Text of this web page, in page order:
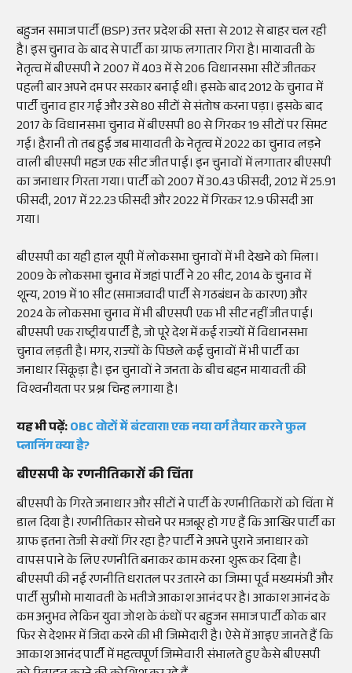
बहुजन समाज पार्टी (BSP) उत्तर प्रदेश की सत्ता से 2012 से बाहर चल रही
है। इस चुनाव के बाद से पार्टी का ग्राफ लगातार गिरा है। मायावती के
नेतृत्व में बीएसपी ने 2007 में 403 में से 206 विधानसभा सीटें जीतकर
पहली बार अपने दम पर सरकार बनाई थी। इसके बाद 2012 के चुनाव में
पार्टी चुनाव हार गई और उसे 80 सीटों से संतोष करना पड़ा। इसके बाद
2017 के विधानसभा चुनाव में बीएसपी 80 से गिरकर 19 सीटों पर सिमट
गई। हैरानी तो तब हुई जब मायावती के नेतृत्व में 2022 का चुनाव लड़ने
वाली बीएसपी महज एक सीट जीत पाई। इन चुनावों में लगातार बीएसपी
का जनाधार गिरता गया। पार्टी को 2007 में 30.43 फीसदी, 2012में25.91
फीसदी, 2017में 22.23 फीसदी और 2022 में गिरकर 12.9 फीसदी आ
गया।
बीएसपी का यही हाल यूपी में लोकसभा चुनावों में भी देखने को मिला।
2009 के लोकसभा चुनाव में जहां पार्टी ने 20 सीट, 2014 के चुनाव में
शून्य, 2019 में 10 सीट (समाजवादी पार्टी से गठबंधन के कारण) और
2024 के लोकसभा चुनाव में भी बीएसपी एक भी सीट नहीं जीत पाई।
बीएसपी एक राष्ट्रीय पार्टी है, जो पूरे देश में कई राज्यों में विधानसभा
चुनाव लड़ती है। मगर, राज्यों के पिछले कई चुनावों में भी पार्टी का
जनाधार सिकूड़ा है। इन चुनावों ने जनता के बीच बहन मायावती की
विश्वनीयता पर प्रश्न चिन्ह लगाया है।
यह भी पढ़ें:OBC वोटों में बंटवारा! एक नया वर्ग तैयार करने फुल
प्लानिंग क्या है?
बीएसपी के रणनीतिकारों की चिंता
बीएसपी के गिरते जनाधार और सीटों ने पार्टी के रणनीतिकारों को चिंता में
डाल दिया है। रणनीतिकार सोचने पर मजबूर हो गए हैं कि आखिर पार्टी का
ग्राफ इतना तेजी से क्यों गिर रहा है?पार्टी ने अपने पुराने जनाधार को
वापस पाने के लिए रणनीति बनाकर काम करना शुरू कर दिया है।
बीएसपी की नई रणनीति धरातल पर उतारने का जिम्मा पूर्व मख्यमंत्री और
पार्टी सुप्रीमो मायावती के भतीजे आकाश आनंद पर है। आकाश आनंद के
कम अनुभव लेकिन युवा जोश के कंधों पर बहुजन समाज पार्टी कोक बार
फिर से देशभर में जिदा करने की भी जिम्मेदारी है। ऐसे में आइए जानते हैं कि
आकाश आनंद पार्टी में महत्वपूर्ण जिम्मेवारी संभालते हुए कैसे बीएसपी